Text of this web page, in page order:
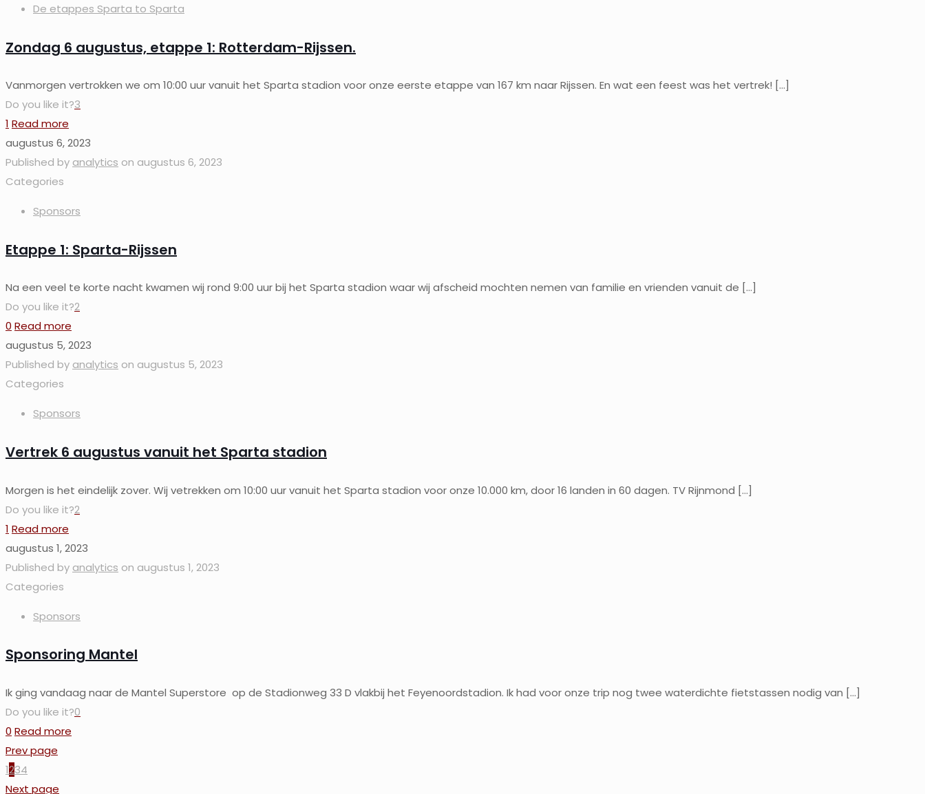
De etappes Sparta to Sparta
Zondag 6 augustus, etappe 1: Rotterdam-Rijssen.
Vanmorgen vertrokken we om 10:00 uur vanuit het Sparta stadion voor onze eerste etappe van 167 km naar Rijssen. En wat een feest was het vertrek! […]
Do you like it?3
1 Read more
augustus 6, 2023
Published by analytics on augustus 6, 2023
Categories
Sponsors
Etappe 1: Sparta-Rijssen
Na een veel te korte nacht kwamen wij rond 9:00 uur bij het Sparta stadion waar wij afscheid mochten nemen van familie en vrienden vanuit de […]
Do you like it?2
0 Read more
augustus 5, 2023
Published by analytics on augustus 5, 2023
Categories
Sponsors
Vertrek 6 augustus vanuit het Sparta stadion
Morgen is het eindelijk zover. Wij vetrekken om 10:00 uur vanuit het Sparta stadion voor onze 10.000 km, door 16 landen in 60 dagen. TV Rijnmond […]
Do you like it?2
1 Read more
augustus 1, 2023
Published by analytics on augustus 1, 2023
Categories
Sponsors
Sponsoring Mantel
Ik ging vandaag naar de Mantel Superstore op de Stadionweg 33 D vlakbij het Feyenoordstadion. Ik had voor onze trip nog twee waterdichte fietstassen nodig van […]
Do you like it?0
0 Read more
Prev page
1234
Next page